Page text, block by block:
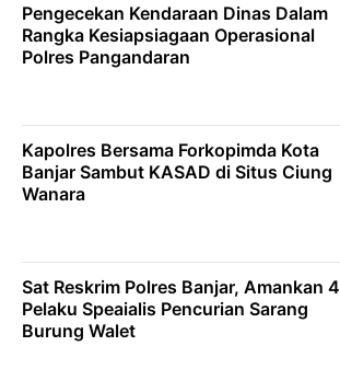
Pengecekan Kendaraan Dinas Dalam
Rangka Kesiapsiagaan Operasional
Polres Pangandaran
Kapolres Bersama Forkopimda Kota
Banjar Sambut KASAD di Situs Ciung
Wanara
Sat Reskrim Polres Banjar, Amankan 4
Pelaku Speaialis Pencurian Sarang
Burung Walet